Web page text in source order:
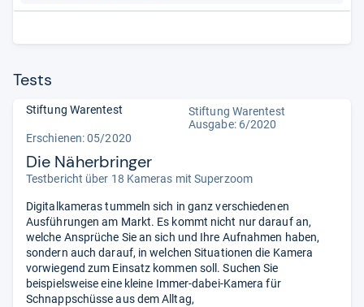
Tests
Stiftung Warentest
Stiftung Warentest
Ausgabe: 6/2020
Erschienen: 05/2020
Die Näherbringer
Testbericht über 18 Kameras mit Superzoom
Digitalkameras tummeln sich in ganz verschiedenen
Ausführungen am Markt. Es kommt nicht nur darauf an,
welche Ansprüche Sie an sich und Ihre Aufnahmen haben,
sondern auch darauf, in welchen Situationen die Kamera
vorwiegend zum Einsatz kommen soll. Suchen Sie
beispielsweise eine kleine Immer-dabei-Kamera für
Schnappschüsse aus dem Alltag,